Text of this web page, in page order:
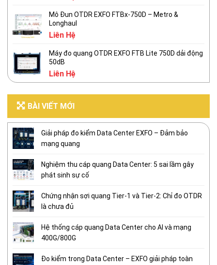
Mô Đun OTDR EXFO FTBx-750D – Metro &
Longhaul
Liên Hệ
Máy đo quang OTDR EXFO FTB Lite 750D dải động
50dB
Liên Hệ
BÀI VIẾT MỚI
Giải pháp đo kiểm Data Center EXFO – Đảm bảo
mạng quang
Nghiệm thu cáp quang Data Center: 5 sai lầm gây
phát sinh sự cố
Chứng nhận sợi quang Tier-1 và Tier-2: Chỉ đo OTDR
là chưa đủ
Hệ thống cáp quang Data Center cho AI và mạng
400G/800G
Đo kiểm trong Data Center – EXFO giải pháp toàn